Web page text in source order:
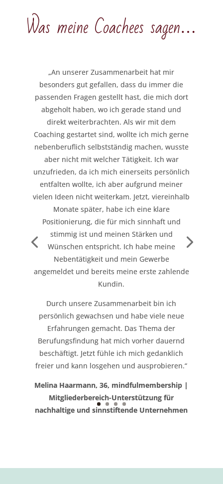
Was meine Coachees sagen…
„An unserer Zusammenarbeit hat mir
besonders gut gefallen, dass du immer die
passenden Fragen gestellt hast, die mich dort
abgeholt haben, wo ich gerade stand und
direkt weiterbrachten. Als wir mit dem
Coaching gestartet sind, wollte ich mich gerne
nebenberuflich selbstständig machen, wusste
aber nicht mit welcher Tätigkeit. Ich war
unzufrieden, da ich mich einerseits persönlich
entfalten wollte, ich aber aufgrund meiner
vielen Ideen nicht weiterkam. Jetzt, viereinhalb
Monate später, habe ich eine klare
Positionierung, die für mich sinnhaft und
stimmig ist und meinen Stärken und
Wünschen entspricht. Ich habe meine
Nebentätigkeit und mein Gewerbe
angemeldet und bereits meine erste zahlende
Kundin.
Durch unsere Zusammenarbeit bin ich
persönlich gewachsen und habe viele neue
Erfahrungen gemacht. Das Thema der
Berufungsfindung hat mich vorher dauernd
beschäftigt. Jetzt fühle ich mich gedanklich
freier und kann losgehen und ausprobieren.“
Melina Haarmann, 36, mindfulmembership |
Mitgliederbereich-Unterstützung für
nachhaltige und sinnstiftende Unternehmen